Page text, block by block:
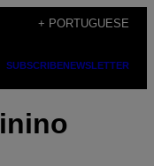
+ PORTUGUESE
SUBSCRIBENEWSLETTER